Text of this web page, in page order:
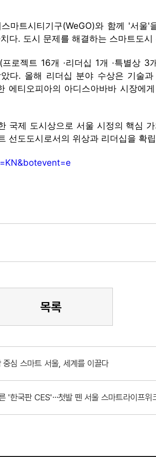
마트시티기구(WeGO)와 함께 '서
다. 도시 문제를 해결하는 스마트도
젝트 16개 ·리더십 1개 ·특별상
다. 올해 리더십 분야 수상은 기술
티오피아의 아디스아바바 시장에
국제 도시상으로 서울 시정의 핵심
선도도시로서의 위상과 리더십을 확
목록
심 스마트 서울, 세계를 이끌다
'한국판 CES'…첫발 뗀 서울 스마트라이프위